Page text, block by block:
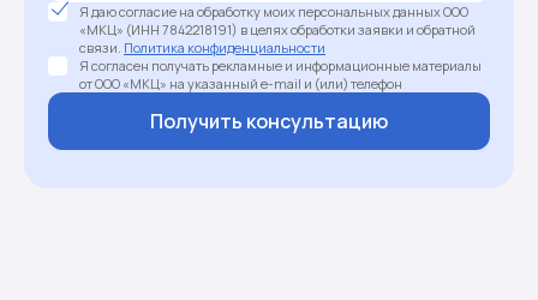
Я даю согласие на обработку моих персональных данных ООО
«МКЦ» (ИНН 7842218191) в целях обработки заявки и обратной
связи. Политика конфиденциальности
Я согласен получать рекламные и информационные материалы
от ООО «МКЦ» на указанный e-mail и (или) телефон
Получить консультацию